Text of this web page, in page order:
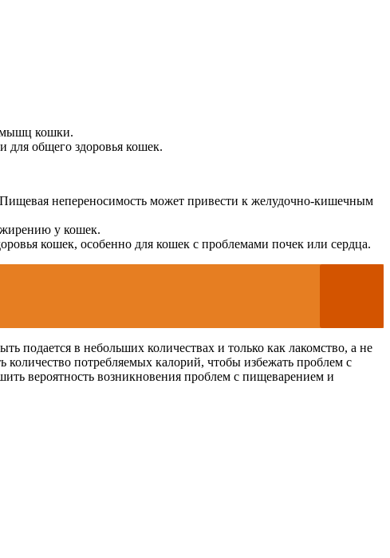
мышц кошки.
общего здоровья кошек.
непереносимость может привести к желудочно-кишечным
у кошек.
кошек, особенно для кошек с проблемами почек или сердца.
в небольших количествах и только как лакомство, а не
потребляемых калорий, чтобы избежать проблем с
вероятность возникновения проблем с пищеварением и